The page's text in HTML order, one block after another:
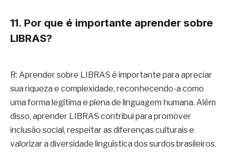
11. Por que é importante aprender sobre
LIBRAS?
R: Aprender sobre LIBRAS é importante para apreciar
sua riqueza e complexidade, reconhecendo-a como
uma forma legítima e plena de linguagem humana. Além
disso, aprender LIBRAS contribui para promover
inclusão social, respeitar as diferenças culturais e
valorizar a diversidade linguística dos surdos brasileiros.